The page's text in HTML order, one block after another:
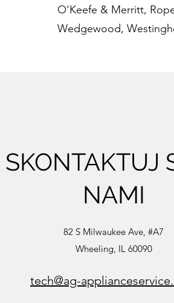
O'Keefe & Merritt,
Wedgewood,
SKONTAKTUJ
NAMI
82 S Milwaukee Ave, #A7
Wheeling, IL 60090
tech@ag-